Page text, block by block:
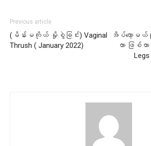
Previous article
(မိန်းမကိုယ် မှိုစွဲခြင်း) Vaginal
Thrush ( January 2022)
အိပ်တော့မယ်ဆို
တာ ဖြစ်တာ
Legs